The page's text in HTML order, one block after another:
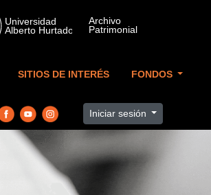
SITIOS DE INTERÉS FONDOS
Iniciar sesión